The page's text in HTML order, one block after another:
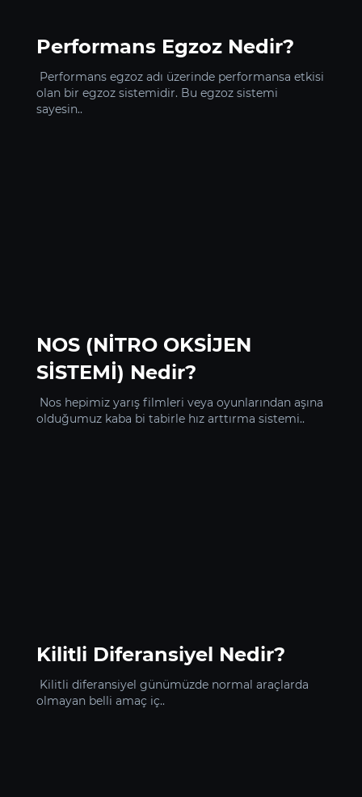
Performans Egzoz Nedir?
Performans egzoz adı üzerinde performansa etkisi
olan bir egzoz sistemidir. Bu egzoz sistemi
sayesin..
NOS (NİTRO OKSİJEN
SİSTEMİ) Nedir?
Nos hepimiz yarış filmleri veya oyunlarından aşına
olduğumuz kaba bi tabirle hız arttırma sistemi..
Kilitli Diferansiyel Nedir?
Kilitli diferansiyel günümüzde normal araçlarda
olmayan belli amaç iç..